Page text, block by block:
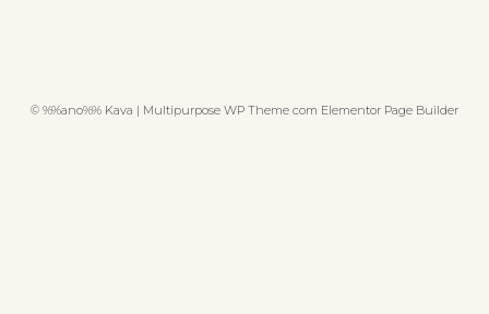
© %%ano%% Kava | Multipurpose WP Theme com Elementor Page Builder